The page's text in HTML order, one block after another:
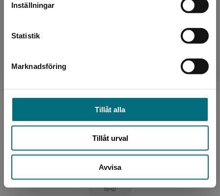
Inställningar
Statistik
Marknadsföring
Tillåt alla
Tillåt urval
Avvisa
vunnit flera utmärkelser, bland annat Edgar
Översättare
Catharina Andersson